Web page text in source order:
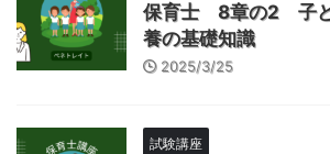
保育士 8章の2 子ど
養の基礎知識
2025/3/25
試験講座